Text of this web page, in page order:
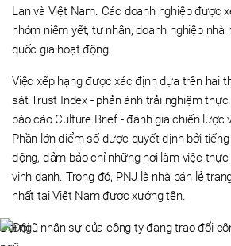
Lan và Việt Nam. Các doanh nghiệp được
nhóm niêm yết, tư nhân, doanh nghiệp
quốc gia hoạt động.
Việc xếp hạng được xác định dựa trên hai
sát Trust Index - phản ánh trải nghiệm
báo cáo Culture Brief - đánh giá chiến lược
Phần lớn điểm số được quyết định bởi
động, đảm bảo chỉ những nơi làm việc
vinh danh. Trong đó, PNJ là nhà bán lẻ
nhất tại Việt Nam được xướng tên.
Đội ngũ nhân sự của công ty đang trao đổi